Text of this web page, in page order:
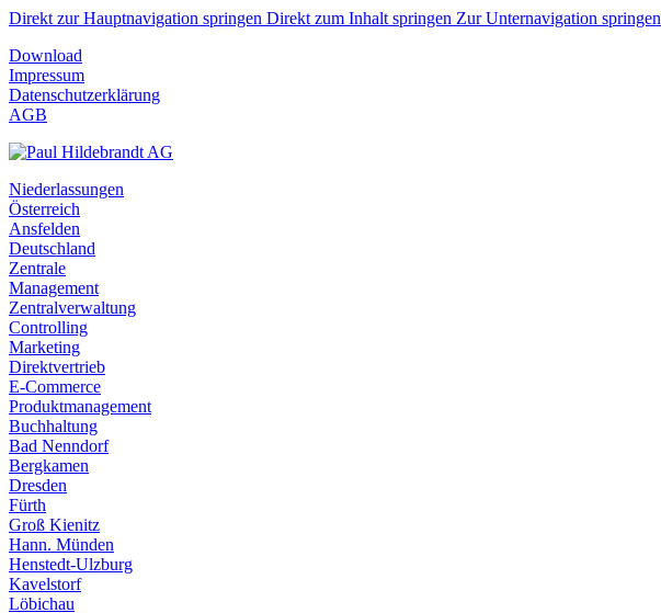
Direkt zur Hauptnavigation springen Direkt zum Inhalt springen Zur Unternavigation springen
Download
Impressum
Datenschutzerklärung
AGB
Niederlassungen
Österreich
Ansfelden
Deutschland
Zentrale
Management
Zentralverwaltung
Controlling
Marketing
Direktvertrieb
E-Commerce
Produktmanagement
Buchhaltung
Bad Nenndorf
Bergkamen
Dresden
Fürth
Groß Kienitz
Hann. Münden
Henstedt-Ulzburg
Kavelstorf
Löbichau